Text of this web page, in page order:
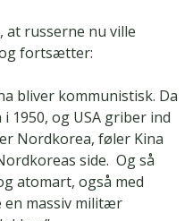
at russerne nu ville
og fortsætter:
bliver kommunistisk. Da
1950, og USA griber ind
Nordkorea, føler Kina
side. Og så
atomart, også med
massiv militær